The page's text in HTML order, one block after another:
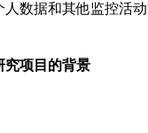
数据和其他监控活
究项目的背景